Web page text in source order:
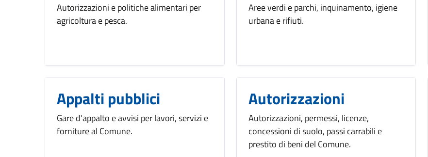
Autorizzazioni e politiche alimentari per
agricoltura e pesca.
Aree verdi e parchi, inquinamento, igiene
urbana e rifiuti.
Appalti pubblici
Gare d’appalto e avvisi per lavori, servizi e
forniture al Comune.
Autorizzazioni
Autorizzazioni, permessi, licenze,
concessioni di suolo, passi carrabili e
prestito di beni del Comune.